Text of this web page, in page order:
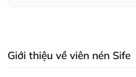
Giới thiệu về viên nén Sife